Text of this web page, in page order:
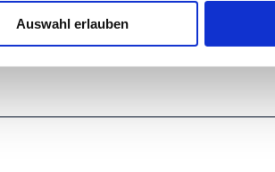
Auswahl erlauben